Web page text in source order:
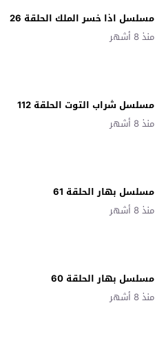
مسلسل اذا خسر الملك الحلقة 26
منذ 8 أشهر
مسلسل شراب التوت الحلقة 112
منذ 8 أشهر
مسلسل بهار الحلقة 61
منذ 8 أشهر
مسلسل بهار الحلقة 60
منذ 8 أشهر